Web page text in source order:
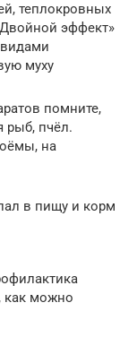
теплокровных
эффект»
муху
помните,
рыб, пчёл.
на
в пищу и корм
как можно